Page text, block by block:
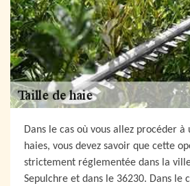
Dans le cas où vous allez procéder
haies, vous devez savoir que cette
strictement réglementée dans la
Sepulchre et dans le 36230. Dans le